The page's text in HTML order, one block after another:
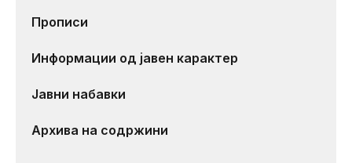
Прописи
Информации од јавен карактер
Јавни набавки
Архива на содржини